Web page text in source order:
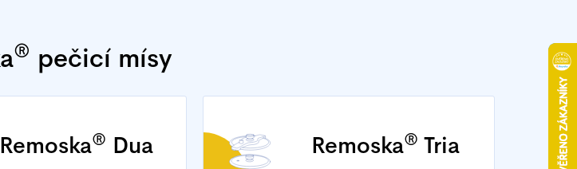
® pečicí mísy
Remoska® Dua Remoska® Tria